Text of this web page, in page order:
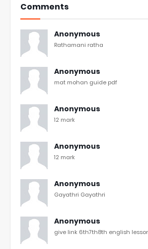
Comments
Anonymous
Rathamani ratha
Anonymous
mat mohan guide pdf
Anonymous
12 mark
Anonymous
12 mark
Anonymous
Gayathri Gayathri
Anonymous
give link 6th7th8th english